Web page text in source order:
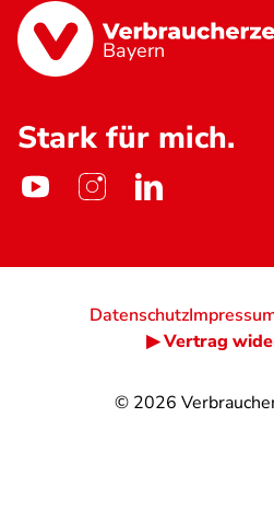
Bayern
Stark für mich.
© 2026
Datenschutz
▶ Vertrag